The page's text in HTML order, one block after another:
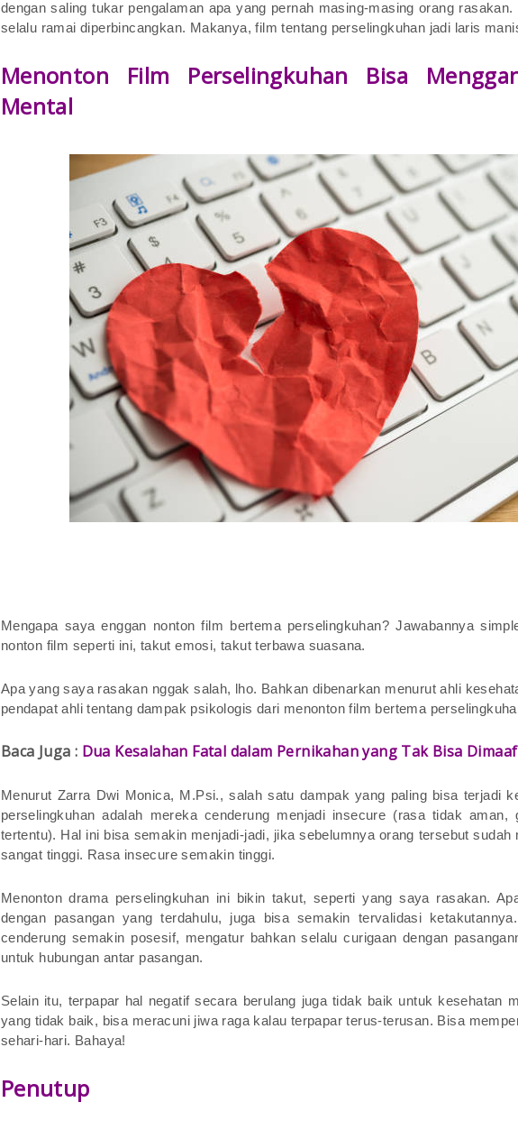
dengan saling tukar pengalaman apa yang pernah masing-masing orang
selalu ramai diperbincangkan. Makanya, film tentang perselingkuhan jadi laris
Menonton Film Perselingkuhan Bisa
Mental
Mengapa saya enggan nonton film bertema perselingkuhan? Jawabannya
nonton film seperti ini, takut emosi, takut terbawa suasana.
Apa yang saya rasakan nggak salah, lho. Bahkan dibenarkan menurut ahli
pendapat ahli tentang dampak psikologis dari menonton film bertema
Baca Juga : Dua Kesalahan Fatal dalam Pernikahan yang Tak Bisa
Menurut Zarra Dwi Monica, M.Psi., salah satu dampak yang paling bisa terjadi
perselingkuhan adalah mereka cenderung menjadi insecure (rasa tidak aman,
tertentu). Hal ini bisa semakin menjadi-jadi, jika sebelumnya orang tersebut
sangat tinggi. Rasa insecure semakin tinggi.
Menonton drama perselingkuhan ini bikin takut, seperti yang saya rasakan.
dengan pasangan yang terdahulu, juga bisa semakin tervalidasi
cenderung semakin posesif, mengatur bahkan selalu curigaan dengan
untuk hubungan antar pasangan.
Selain itu, terpapar hal negatif secara berulang juga tidak baik untuk kesehatan
yang tidak baik, bisa meracuni jiwa raga kalau terpapar terus-terusan. Bisa
sehari-hari. Bahaya!
Penutup